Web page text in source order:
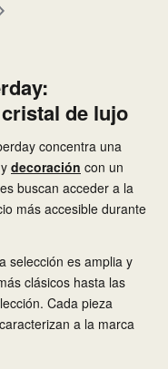
de lujo
concentra una
y decoración con un
buscan acceder a la
más accesible durante
selección es amplia y
clásicos hasta las
Cada pieza
a la marca